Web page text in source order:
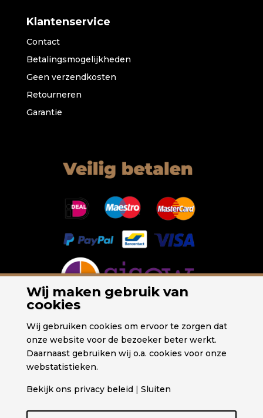
Klantenservice
Contact
Betalingsmogelijkheden
Geen verzendkosten
Retourneren
Garantie
Wij maken gebruik van
cookies
Wij gebruiken cookies om ervoor te zorgen dat
onze website voor de bezoeker beter werkt.
Daarnaast gebruiken wij o.a. cookies voor onze
webstatistieken.
Bekijk ons privacy beleid | Sluiten